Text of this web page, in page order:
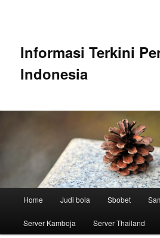
Informasi Terkini
Indonesia
Home Judi bola Sbobet
Server Kamboja Server Thailand